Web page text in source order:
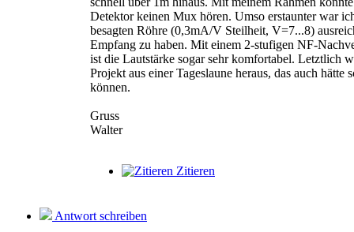
Detektor keinen Mux hören. Umso erstaunter war
besagten Röhre (0,3mA/V Steilheit, V=7...8)
Empfang zu haben. Mit einem 2-stufigen NF-
ist die Lautstärke sogar sehr komfortabel. Letztlich
Projekt aus einer Tageslaune heraus, das auch hätte
können.
Gruss
Walter
Zitieren
Antwort schreiben